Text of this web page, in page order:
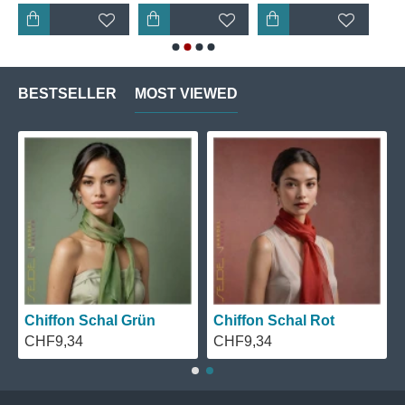
SH757 passen und eine natürliche, ausgeglichene
Palette schaffen.
ausstrahlt und eine Vielzahl von positiven
Seine Verwendung in verschiedenen Bereichen, von
Mode bis Marketing, zeigt seine Vielseitigkeit und
Fähigkeit, eine Botschaft von Optimismus und
Innovation zu vermitteln. Wenn Sie mit SH757
arbeiten, können Sie sicher sein, dass Sie eine
Farbe wählen, die sowohl belebend als auch
ansprechend ist.
mit ganz normalem Leitungswasser verflüssigen. Zur
Fixierung benötigen Sie nur ein wenig
BESTSELLER MOST VIEWED
Chiffon Schal Grün
CHF9,34
Chiffon Schal Rot
CHF9,34